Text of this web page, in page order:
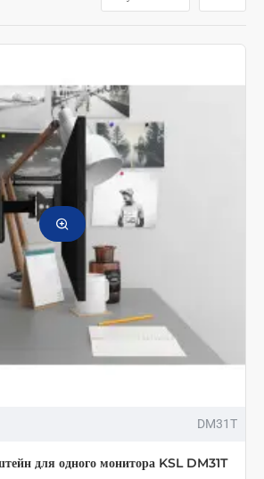
DM31T
для одного монитора KSL DM31T